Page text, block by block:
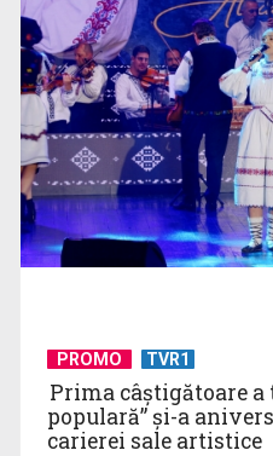
Angajările din sănătate vor fi
PROMO TVR1
Prima câştigătoare a
populară” şi-a
carierei sale artistice